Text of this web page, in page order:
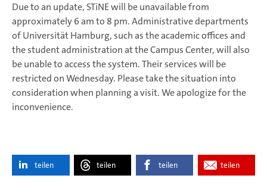
Due to an update, STiNE will be unavailable from
approximately 6 am to 8 pm. Administrative departments
of Universität Hamburg, such as the academic offices and
the student administration at the Campus Center, will also
be unable to access the system. Their services will be
restricted on Wednesday. Please take the situation into
consideration when planning a visit. We apologize for the
inconvenience.
teilen teilen teilen teilen